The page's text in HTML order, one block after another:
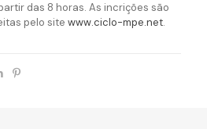
das 8 horas. As incrições são
pelo site www.ciclo-mpe.net.